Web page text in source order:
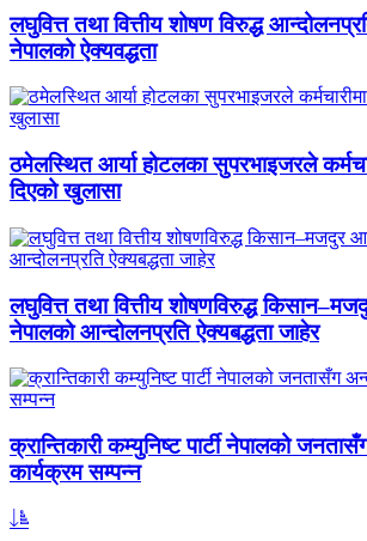
लघुवित्त तथा वित्तीय शोषण विरुद्ध
नेपालको ऐक्यवद्धता
ठमेलस्थित आर्या होटलका सुपरभाइजरले
दिएको खुलासा
लघुवित्त तथा वित्तीय शोषणविरुद्ध
नेपालको आन्दोलनप्रति ऐक्यबद्धता जाहेर
क्रान्तिकारी कम्युनिष्ट पार्टी नेपालको
कार्यक्रम सम्पन्न